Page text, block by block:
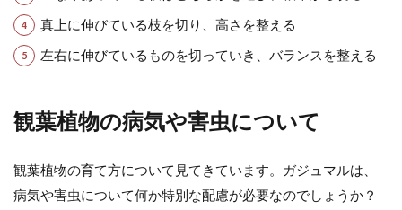
真上に伸びている枝を切り、高さを整える
左右に伸びているものを切っていき、バランスを整える
観葉植物の病気や害虫について
観葉植物の育て方について見てきています。ガジュマルは、
病気や害虫について何か特別な配慮が必要なのでしょうか？